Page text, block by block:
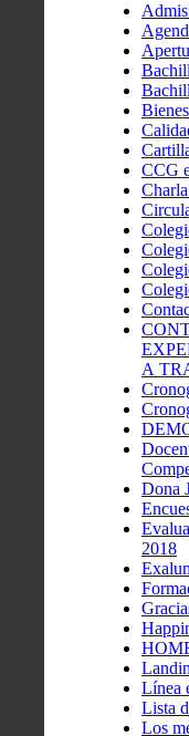
CCG
A
Dona
2018
Línea
Lista
Los